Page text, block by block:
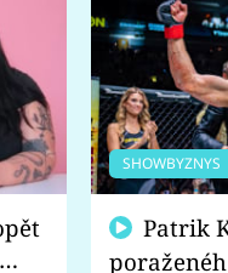
SHOWBYZNYS